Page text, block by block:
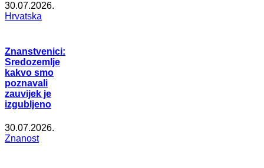
30.07.2026.
Hrvatska
Znanstvenici:
Sredozemlje
kakvo smo
poznavali
zauvijek je
izgubljeno
30.07.2026.
Znanost